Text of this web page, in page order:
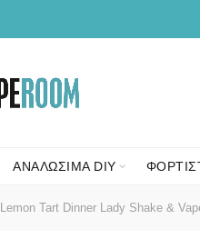
ΑΝΑΛΩΣΙΜΑ DIY
Lemon Tart Dinner Lady Shake &